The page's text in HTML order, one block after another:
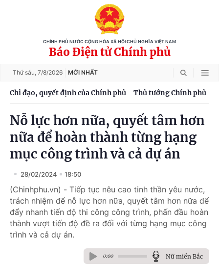
CHÍNH PHỦ NƯỚC CỘNG HÒA XÃ HỘI CHỦ NGHĨA VIỆT NAM
Báo Điện tử Chính phủ
Thứ sáu, 7/8/2026 MỚI NHẤT
Chỉ đạo, quyết định của Chính phủ - Thủ tướng Chính phủ
Nỗ lực hơn nữa, quyết tâm hơn
nữa để hoàn thành từng hạng
mục công trình và cả dự án
28/02/2024 18:50
(Chinhphu.vn) - Tiếp tục nêu cao tinh thần yêu nước,
trách nhiệm để nỗ lực hơn nữa, quyết tâm hơn nữa để
đẩy nhanh tiến độ thi công công trình, phấn đầu hoàn
thành vượt tiến độ đề ra đối với từng hạng mục công
trình và cả dự án.
0:00 Nữ miền Bắc